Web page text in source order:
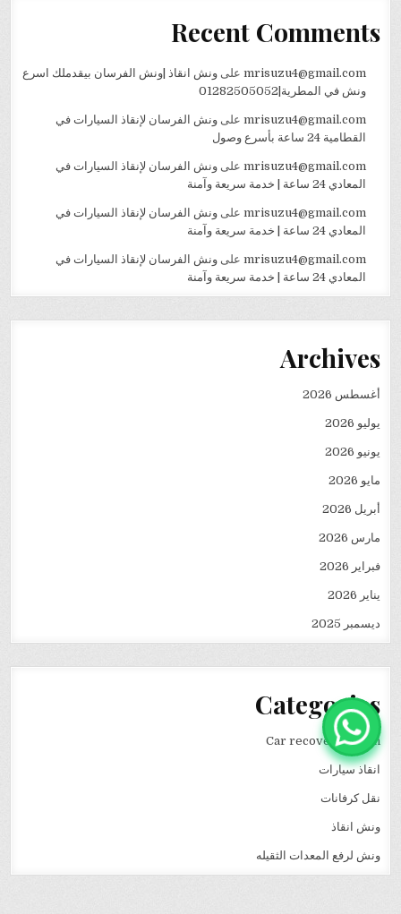
Recent Comments
mrisuzu4@gmail.comعلى ونش انقاذ |ونش الفرسان بيقدملك اسرع
ونش في المطرية|01282505052
mrisuzu4@gmail.comعلى ونش الفرسان لإنقاذ السيارات في
القطامية 24 ساعة بأسرع وصول
mrisuzu4@gmail.comعلى ونش الفرسان لإنقاذ السيارات في
المعادي 24 ساعة | خدمة سريعة وآمنة
mrisuzu4@gmail.comعلى ونش الفرسان لإنقاذ السيارات في
المعادي 24 ساعة | خدمة سريعة وآمنة
mrisuzu4@gmail.comعلى ونش الفرسان لإنقاذ السيارات في
المعادي 24 ساعة | خدمة سريعة وآمنة
Archives
أغسطس 2026
يوليو 2026
يونيو 2026
مايو 2026
أبريل 2026
مارس 2026
فبراير 2026
يناير 2026
ديسمبر 2025
Categories
Car recovery winch
انقاذ سيارات
نقل كرفانات
ونش انقاذ
ونش لرفع المعدات الثقيله